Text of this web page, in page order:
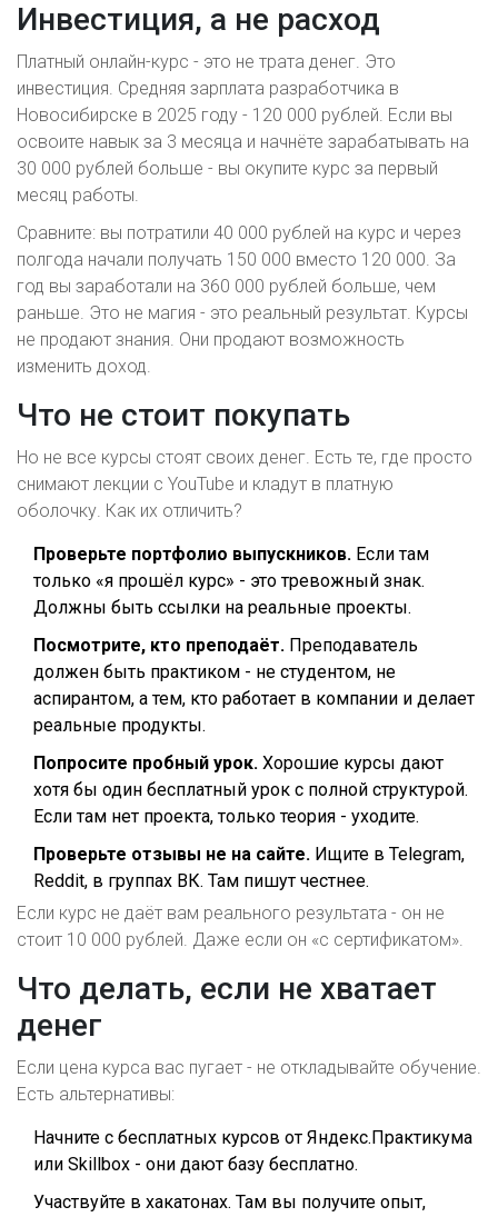
Инвестиция, а не расход
Платный онлайн-курс - это не трата денег. Это
инвестиция. Средняя зарплата разработчика в
Новосибирске в 2025 году - 120 000 рублей. Если вы
освоите навык за 3 месяца и начнёте зарабатывать на
30 000 рублей больше - вы окупите курс за первый
месяц работы.
Сравните: вы потратили 40 000 рублей на курс и через
полгода начали получать 150 000 вместо 120 000. За
год вы заработали на 360 000 рублей больше, чем
раньше. Это не магия - это реальный результат. Курсы
не продают знания. Они продают возможность
изменить доход.
Что не стоит покупать
Но не все курсы стоят своих денег. Есть те, где просто
снимают лекции с YouTube и кладут в платную
оболочку. Как их отличить?
Проверьте портфолио выпускников. Если там
только «я прошёл курс» - это тревожный знак.
Должны быть ссылки на реальные проекты.
Посмотрите, кто преподаёт. Преподаватель
должен быть практиком - не студентом, не
аспирантом, а тем, кто работает в компании и делает
реальные продукты.
Попросите пробный урок. Хорошие курсы дают
хотя бы один бесплатный урок с полной структурой.
Если там нет проекта, только теория - уходите.
Проверьте отзывы не на сайте. Ищите в Telegram,
Reddit, в группах ВК. Там пишут честнее.
Если курс не даёт вам реального результата - он не
стоит 10 000 рублей. Даже если он «с сертификатом».
Что делать, если не хватает
денег
Если цена курса вас пугает - не откладывайте обучение.
Есть альтернативы:
Начните с бесплатных курсов от Яндекс.Практикума
или Skillbox - они дают базу бесплатно.
Участвуйте в хакатонах. Там вы получите опыт,